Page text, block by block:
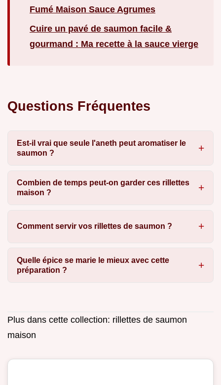
Fumé Maison Sauce Agrumes
Cuire un pavé de saumon facile &
gourmand : Ma recette à la sauce vierge
Questions Fréquentes
Est-il vrai que seule l'aneth peut aromatiser le
saumon ?
Combien de temps peut-on garder ces rillettes
maison ?
Comment servir vos rillettes de saumon ?
Quelle épice se marie le mieux avec cette
préparation ?
Plus dans cette collection: rillettes de saumon
maison